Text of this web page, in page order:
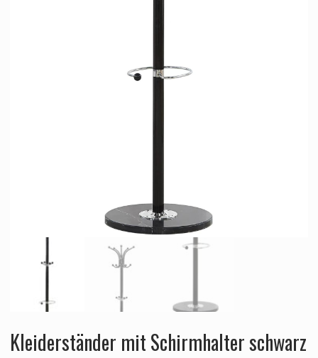
Kleiderständer mit Schirmhalter schwarz